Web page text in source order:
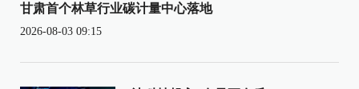
甘肃首个林草行业碳计量中心落地
2026-08-03 09:15